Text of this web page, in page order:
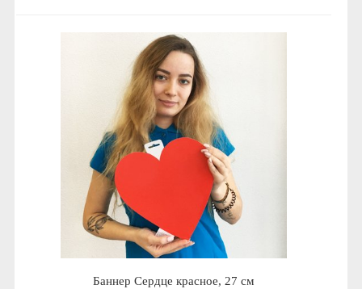
Баннер Сердце красное, 27 см